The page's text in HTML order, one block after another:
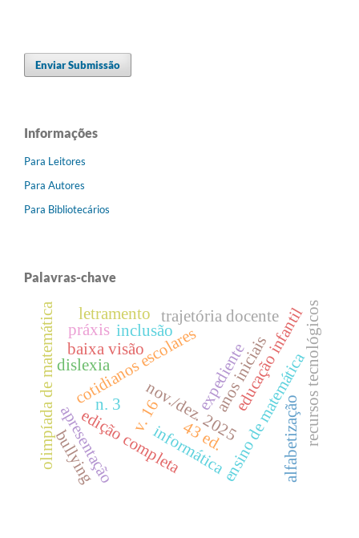
Enviar Submissão
Informações
Para Leitores
Para Autores
Para Bibliotecários
Palavras-chave
edição completa
v. 16
n. 3 nov./dez. 2025
43 ed.
expediente
apresentação ensino de matemática
cotidianos escolares
trajetória docente
olimpíada de matemática baixa visão recursos tecnológicos
educação infantil
inclusão
alfabetização
letramento
informática
anos iniciais
práxis
dislexia
bullying